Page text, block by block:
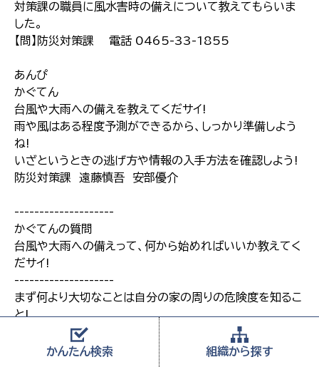
かんたん検索 組織から探す
対策課の職員に風水害時の備えについて教えてもらいま
した。
【問】防災対策課 電話 0465-33-1855
あんぴ
かぐてん
台風や大雨への備えを教えてくだサイ!
雨や風はある程度予測ができるから、しっかり準備しよう
ね!
いざというときの逃げ方や情報の入手方法を確認しよう!
防災対策課 遠藤慎吾 安部優介
--------------------
かぐてんの質問
台風や大雨への備えって、何から始めればいいか教えてく
だサイ!
--------------------
まず何より大切なことは自分の家の周りの危険度を知るこ
と!
ハザードマップを見れば、とるべき行動が分かるんだね! う
ちは洪水の危険があるときは2階に避難、土砂災害の危険